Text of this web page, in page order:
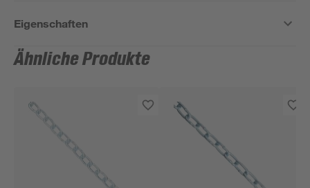
Eigenschaften
Ähnliche Produkte